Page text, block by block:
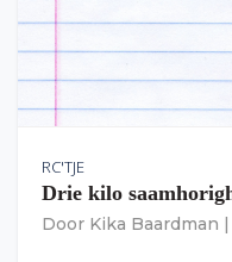
RC'TJE
Drie kilo
Door Kika Baardman